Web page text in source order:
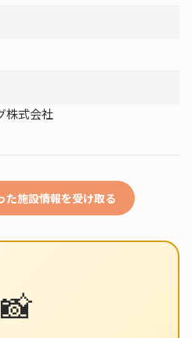
株式会社
た施設情報を受け取る
📸